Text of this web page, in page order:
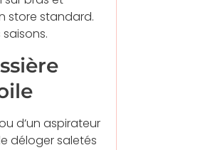
store standard.
d’un aspirateur
déloger saletés